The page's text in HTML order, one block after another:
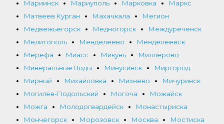
Мариинск
Мариуполь Марковка
Маркс
Матвеев Курган
Махачкала
Мегион
Медвежьегорск
Медногорск
Междуреченск
Мелитополь
Менделеево
Менделеевск
Мерефа
Миасс Микунь
Миллерово
Минеральные Воды
Минусинск
Миргород
Мирный
Михайловка Михнево
Мичуринск
Могилёв-Подольский
Могоча
Можайск
Можга
Молодогвардейск
Монастыриска
Мончегорск
Морозовск Москва
Мостиска